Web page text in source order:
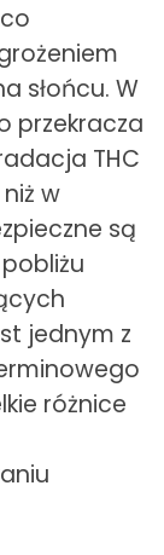
słońcu. W
przekracza
THC
w
są
jednym z
różnice